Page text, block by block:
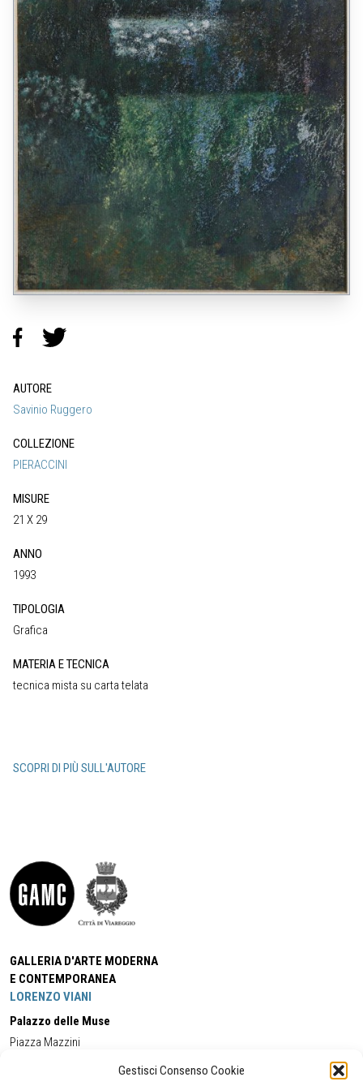
Gestisci Consenso Cookie
AUTORE
Savinio Ruggero
COLLEZIONE
PIERACCINI
MISURE
21 X 29
ANNO
1993
TIPOLOGIA
Grafica
MATERIA E TECNICA
tecnica mista su carta telata
SCOPRI DI PIÙ SULL'AUTORE
GALLERIA D'ARTE MODERNA
E CONTEMPORANEA
LORENZO VIANI
Palazzo delle Muse
Piazza Mazzini
Cell:+39 338 5714978 (orario apertura Galleria)